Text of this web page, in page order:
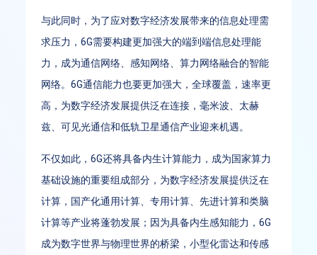
与此同时，为了应对数字经济发展带来的信息处理需
求压力，6G需要构建更加强大的端到端信息处理能
力，成为通信网络、感知网络、算力网络融合的智能
网络。6G通信能力也要更加强大，全球覆盖，速率更
高，为数字经济发展提供泛在连接，毫米波、太赫
兹、可见光通信和低轨卫星通信产业迎来机遇。
不仅如此，6G还将具备内生计算能力，成为国家算力
基础设施的重要组成部分，为数字经济发展提供泛在
计算，国产化通用计算、专用计算、先进计算和类脑
计算等产业将蓬勃发展；因为具备内生感知能力，6G
成为数字世界与物理世界的桥梁，小型化雷达和传感